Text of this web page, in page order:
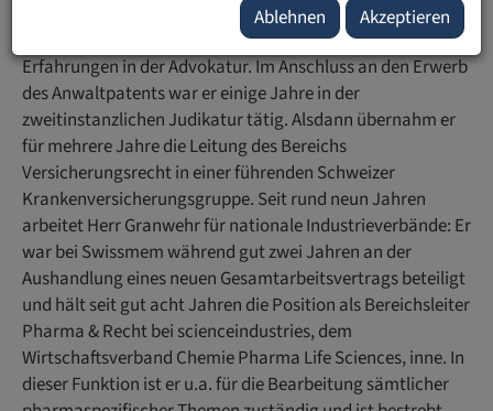
Herr Granwehr hat das Rechtsstudium an der Universität
Fribourg absolviert und sammelte seine ersten praktischen
Erfahrungen in der Advokatur. Im Anschluss an den Erwerb
des Anwaltpatents war er einige Jahre in der
zweitinstanzlichen Judikatur tätig. Alsdann übernahm er
für mehrere Jahre die Leitung des Bereichs
Versicherungsrecht in einer führenden Schweizer
Krankenversicherungsgruppe. Seit rund neun Jahren
arbeitet Herr Granwehr für nationale Industrieverbände: Er
war bei Swissmem während gut zwei Jahren an der
Aushandlung eines neuen Gesamtarbeitsvertrags beteiligt
und hält seit gut acht Jahren die Position als Bereichsleiter
Pharma & Recht bei scienceindustries, dem
Wirtschaftsverband Chemie Pharma Life Sciences, inne. In
dieser Funktion ist er u.a. für die Bearbeitung sämtlicher
Ablehnen Akzeptieren